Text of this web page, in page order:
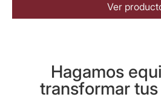
Ver
Hagamos
transformar